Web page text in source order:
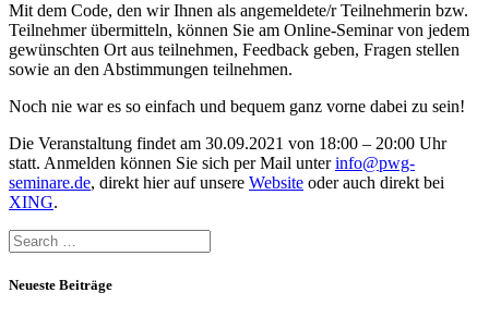
Mit dem Code, den wir Ihnen als angemeldete/r Teil­neh­me­rin bzw.
Teil­neh­mer übermitteln, kön­nen Sie am Online-Semi­nar von jedem
gewünschten Ort aus teil­neh­men, Feed­back geben, Fra­gen stel­len
sowie an den Abstim­mun­gen teilnehmen.
Noch nie war es so ein­fach und bequem ganz vor­ne dabei zu sein!
Die Ver­an­stal­tung fin­det am 30.09.2021 von 18:00 – 20:00 Uhr
statt. Anmel­den kön­nen Sie sich per Mail unterinfo@pwg-
seminare.de, direkt hier auf unse­re Web­site oder auch direkt bei
XING.
Neueste Beiträge